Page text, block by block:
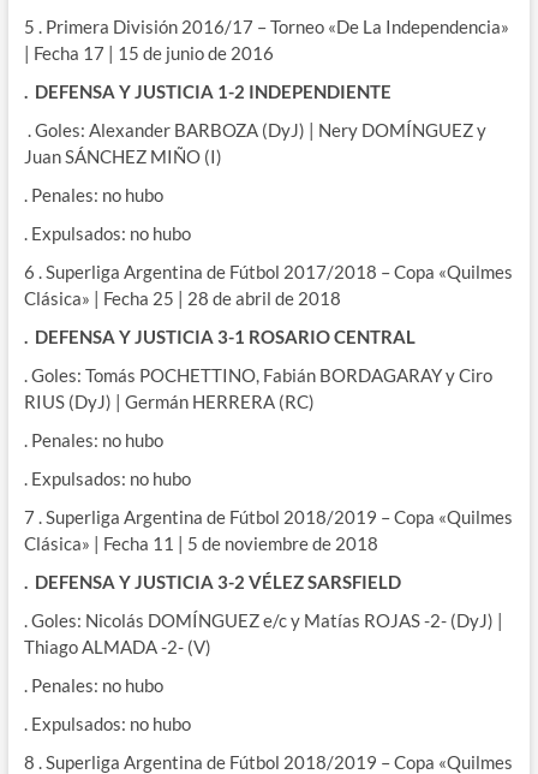
5 . Primera División 2016/17 – Torneo «De La Independencia»
| Fecha 17 | 15 de junio de 2016
. DEFENSA Y JUSTICIA 1-2 INDEPENDIENTE
. Goles: Alexander BARBOZA (DyJ) | Nery DOMÍNGUEZ y
Juan SÁNCHEZ MIÑO (I)
. Penales: no hubo
. Expulsados: no hubo
6 . Superliga Argentina de Fútbol 2017/2018 – Copa «Quilmes
Clásica» | Fecha 25 | 28 de abril de 2018
. DEFENSA Y JUSTICIA 3-1 ROSARIO CENTRAL
. Goles: Tomás POCHETTINO, Fabián BORDAGARAY y Ciro
RIUS (DyJ) | Germán HERRERA (RC)
. Penales: no hubo
. Expulsados: no hubo
7 . Superliga Argentina de Fútbol 2018/2019 – Copa «Quilmes
Clásica» | Fecha 11 | 5 de noviembre de 2018
. DEFENSA Y JUSTICIA 3-2 VÉLEZ SARSFIELD
. Goles: Nicolás DOMÍNGUEZ e/c y Matías ROJAS -2- (DyJ) |
Thiago ALMADA -2- (V)
. Penales: no hubo
. Expulsados: no hubo
8 . Superliga Argentina de Fútbol 2018/2019 – Copa «Quilmes